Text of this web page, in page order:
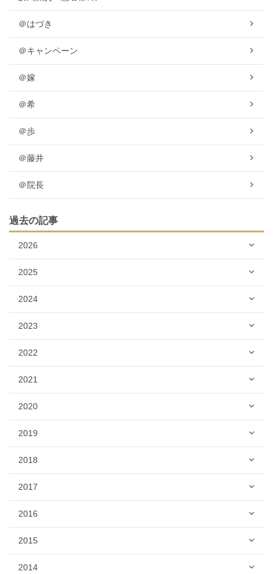
＠はづき
＠キャンペーン
＠嫁
＠希
＠歩
＠藤井
＠院長
過去の記事
2026
2025
2024
2023
2022
2021
2020
2019
2018
2017
2016
2015
2014